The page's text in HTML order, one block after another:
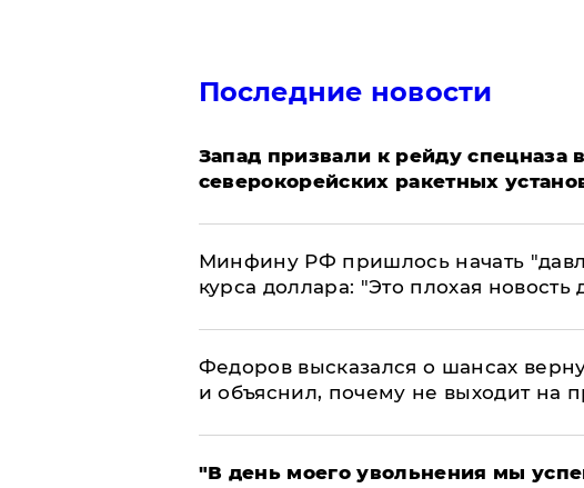
Последние новости
Запад призвали к рейду спецназа
северокорейских ракетных
Минфину РФ пришлось начать
курса доллара: "Это плохая новость
Федоров высказался о шансах
и объяснил, почему не выходит на
​"В день моего увольнения мы